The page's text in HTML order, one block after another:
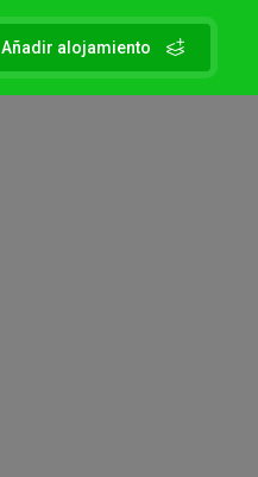
Añadir alojamiento